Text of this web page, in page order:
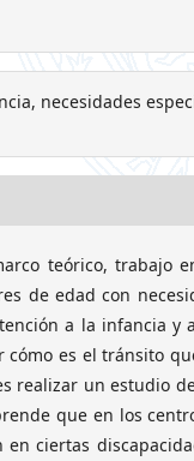
necesidades
teórico, trabajo
de edad con
a la infancia y
es el tránsito
realizar un estudio
que en los
ciertas